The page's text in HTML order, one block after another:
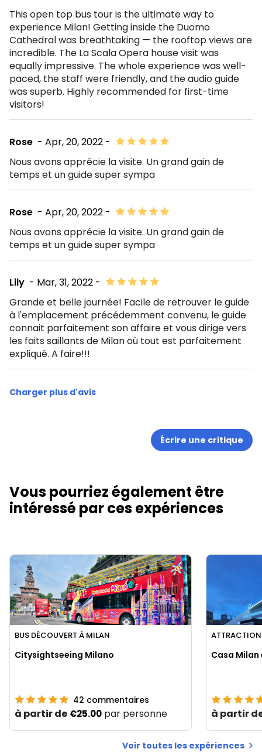
This open top bus tour is the ultimate way to
experience Milan! Getting inside the Duomo
Cathedral was breathtaking — the rooftop views are
incredible. The La Scala Opera house visit was
equally impressive. The whole experience was well-
paced, the staff were friendly, and the audio guide
was superb. Highly recommended for first-time
visitors!
- Apr, 20, 2022 -
Rose
Nous avons apprécie la visite. Un grand gain de
temps et un guide super sympa
- Apr, 20, 2022 -
Rose
Nous avons apprécie la visite. Un grand gain de
temps et un guide super sympa
- Mar, 31, 2022 -
Lily
Grande et belle journée! Facile de retrouver le guide
à l'emplacement précédemment convenu, le guide
connait parfaitement son affaire et vous dirige vers
les faits saillants de Milan où tout est parfaitement
expliqué. A faire!!!
Charger plus d'avis
Écrire une critique
Vous pourriez également être
intéressé par ces expériences
BUS DÉCOUVERT À MILAN
Citysightseeing Milano
42 commentaires
à partir de €25.00 par personne
Casa Milan
à partir
Voir toutes les expériences